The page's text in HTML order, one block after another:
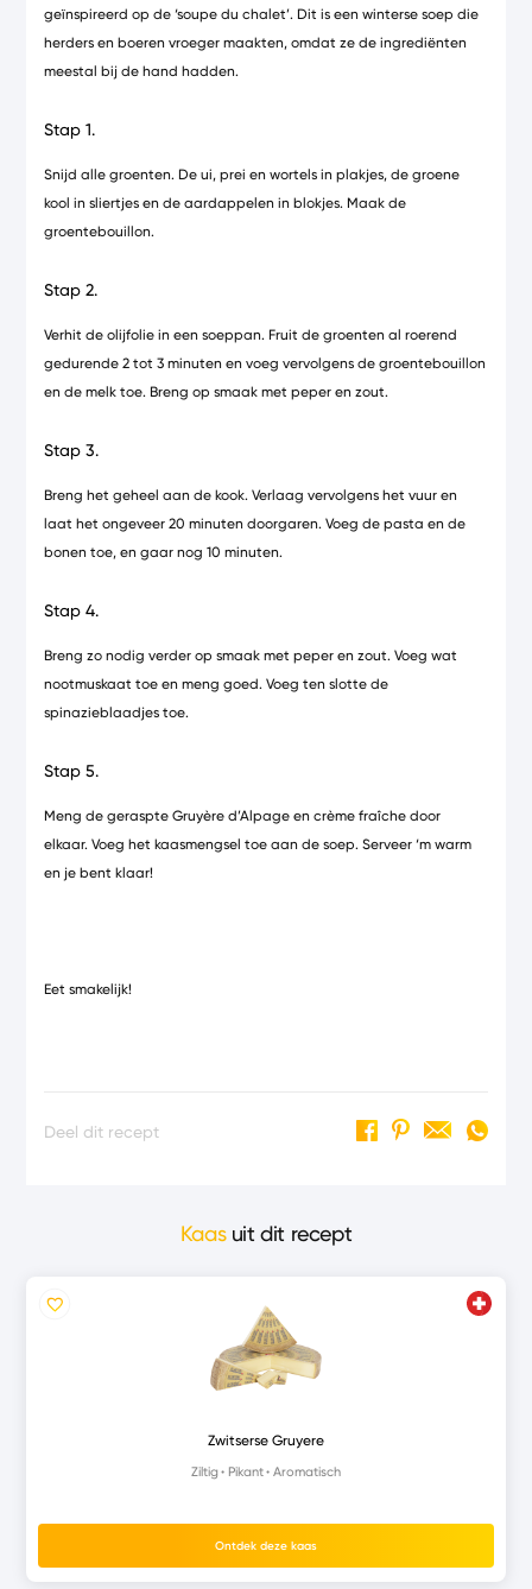
nootmuskaat
peper en zout
geïnspireerd op de ‘soupe du chalet’. Dit is een winterse soep die
herders en boeren vroeger maakten, omdat ze de ingrediënten
meestal bij de hand hadden.
Stap 1.
Snijd alle groenten. De ui, prei en wortels in plakjes, de groene
kool in sliertjes en de aardappelen in blokjes. Maak de
groentebouillon.
Stap 2.
Verhit de olijfolie in een soeppan. Fruit de groenten al roerend
gedurende 2 tot 3 minuten en voeg vervolgens de groentebouillon
en de melk toe. Breng op smaak met peper en zout.
Stap 3.
Breng het geheel aan de kook. Verlaag vervolgens het vuur en
laat het ongeveer 20 minuten doorgaren. Voeg de pasta en de
bonen toe, en gaar nog 10 minuten.
Stap 4.
Breng zo nodig verder op smaak met peper en zout. Voeg wat
nootmuskaat toe en meng goed. Voeg ten slotte de
spinazieblaadjes toe.
Stap 5.
Meng de geraspte Gruyère d’Alpage en crème fraîche door
elkaar. Voeg het kaasmengsel toe aan de soep. Serveer ‘m warm
en je bent klaar!
Eet smakelijk!
Deel dit recept
Kaasuit dit recept
Zwitserse Gruyere
Ziltig Pikant Aromatisch
Ontdek deze kaas